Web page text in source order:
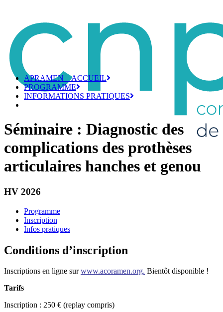
APRAMEN – ACCUEIL
PROGRAMME
INFORMATIONS PRATIQUES
Séminaire : Diagnostic des
complications des prothèses
articulaires hanches et genou
HV 2026
Programme
Inscription
Infos pratiques
Conditions d’inscription
Inscriptions en ligne surwww.acoramen.org. Bientôt disponible !
Tarifs
Inscription : 250 € (replay compris)